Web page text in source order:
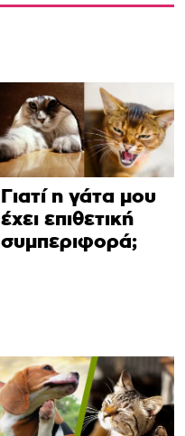
Γιατί η γάτα μου
έχει επιθετική
συμπεριφορά;